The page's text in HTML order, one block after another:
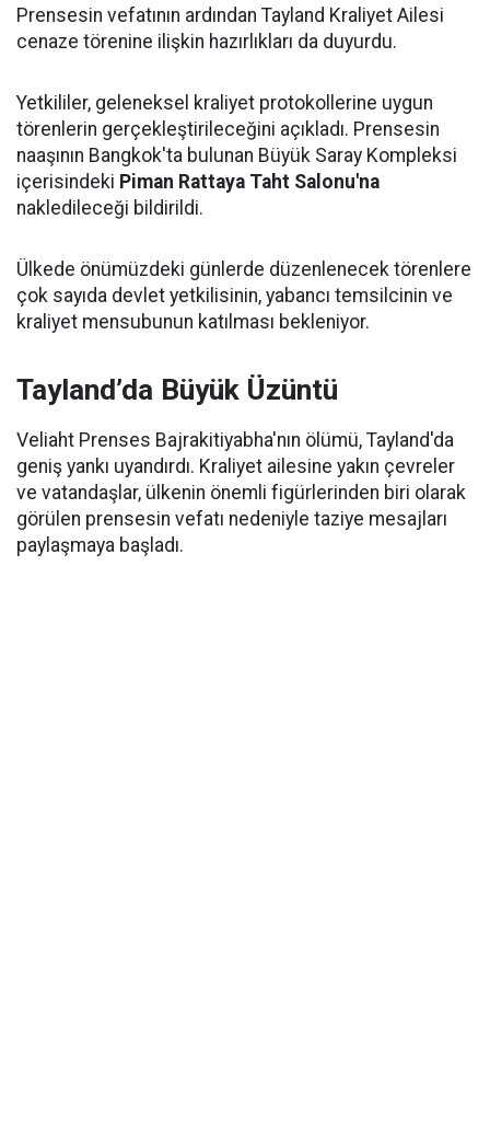
Prensesin vefatının ardından Tayland Kraliyet Ailesi
cenaze törenine ilişkin hazırlıkları da duyurdu.
Yetkililer, geleneksel kraliyet protokollerine uygun
törenlerin gerçekleştirileceğini açıkladı. Prensesin
naaşının Bangkok'ta bulunan Büyük Saray Kompleksi
içerisindeki Piman Rattaya Taht Salonu'na
nakledileceği bildirildi.
Ülkede önümüzdeki günlerde düzenlenecek törenlere
çok sayıda devlet yetkilisinin, yabancı temsilcinin ve
kraliyet mensubunun katılması bekleniyor.
Tayland’da Büyük Üzüntü
Veliaht Prenses Bajrakitiyabha'nın ölümü, Tayland'da
geniş yankı uyandırdı. Kraliyet ailesine yakın çevreler
ve vatandaşlar, ülkenin önemli figürlerinden biri olarak
görülen prensesin vefatı nedeniyle taziye mesajları
paylaşmaya başladı.